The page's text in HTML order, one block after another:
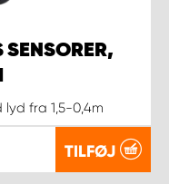
SENSORER,
lyd fra 1,5-0,4m
TILFØJ